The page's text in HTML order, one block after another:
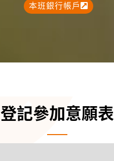
本班銀行帳戶
登記參加意願表